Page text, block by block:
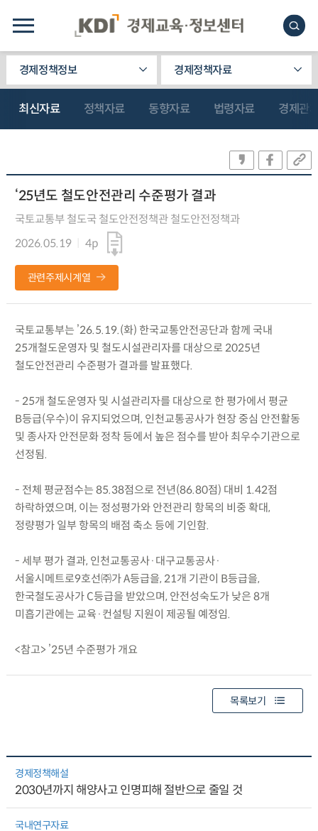
경제정책정보 경제정책자료
최신자료 정책자료 동향자료 법령자료 경제관
‘25년도 철도안전관리 수준평가 결과
국토교통부 철도국 철도안전정책관 철도안전정책과
2026.05.19
4p
관련주제시계열
국토교통부는 ’26.5.19.(화) 한국교통안전공단과 함께 국내
25개철도운영자 및 철도시설관리자를 대상으로 2025년
철도안전관리 수준평가 결과를 발표했다.
- 25개 철도운영자 및 시설관리자를 대상으로 한 평가에서 평균
B등급(우수)이 유지되었으며, 인천교통공사가 현장 중심 안전활동
및 종사자 안전문화 정착 등에서 높은 점수를 받아 최우수기관으로
선정됨.
- 전체 평균점수는 85.38점으로 전년(86.80점) 대비 1.42점
하락하였으며, 이는 정성평가와 안전관리 항목의 비중 확대,
정량평가 일부 항목의 배점 축소 등에 기인함.
- 세부 평가 결과, 인천교통공사·대구교통공사·
서울시메트로9호선㈜가 A등급을, 21개 기관이 B등급을,
한국철도공사가 C등급을 받았으며, 안전성숙도가 낮은 8개
미흡기관에는 교육·컨설팅 지원이 제공될 예정임.
<참고> ’25년 수준평가 개요
목록보기
경제정책해설
2030년까지 해양사고 인명피해 절반으로 줄일 것
국내연구자료